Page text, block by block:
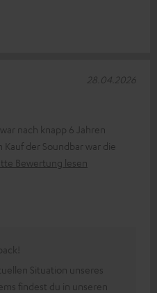
nach knapp 6 Jahren
der Soundbar war die
Bewertung lesen
28.04.2026
Situation unseres
findest du in unseren